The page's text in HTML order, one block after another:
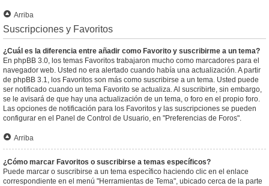
Arriba
Suscripciones y Favoritos
¿Cuál es la diferencia entre añadir como Favorito y suscribirme a un tema?
En phpBB 3.0, los temas Favoritos trabajaron mucho como marcadores para el
navegador web. Usted no era alertado cuando había una actualización. A partir
de phpBB 3.1, los Favoritos son más como suscribirse a un tema. Usted puede
ser notificado cuando un tema Favorito se actualiza. Al suscribirte, sin embargo,
se le avisará de que hay una actualización de un tema, o foro en el propio foro.
Las opciones de notificación para los Favoritos y las suscripciones se pueden
configurar en el Panel de Control de Usuario, en "Preferencias de Foros".
Arriba
¿Cómo marcar Favoritos o suscribirse a temas específicos?
Puede marcar o suscribirse a un tema específico haciendo clic en el enlace
correspondiente en el menú "Herramientas de Tema", ubicado cerca de la parte